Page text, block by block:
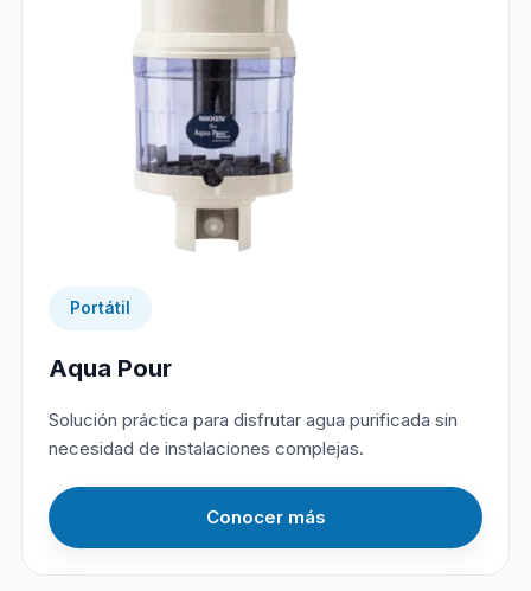
Portátil
Aqua Pour
Solución práctica para disfrutar agua purificada sin
necesidad de instalaciones complejas.
Conocer más